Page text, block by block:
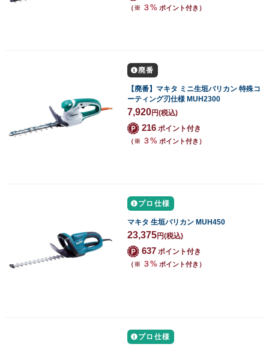
（※ ３% ポイント付き）
廃番
【廃番】マキタ ミニ生垣バリカン 特殊コ
ーティング刃仕様 MUH2300
7,920円(税込)
216 ポイント付き
（※ ３% ポイント付き）
プロ仕様
マキタ 生垣バリカン MUH450
23,375円(税込)
637 ポイント付き
（※ ３% ポイント付き）
プロ仕様